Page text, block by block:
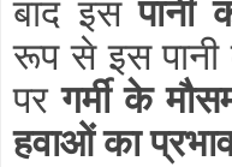
बाद इसपानी
रूप से इस
परगर्मी के
हवाओं का